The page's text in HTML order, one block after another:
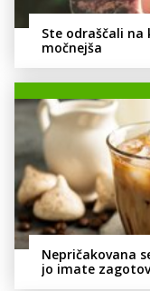
Ste odraščali
močnejša
Nepričakovana
jo imate